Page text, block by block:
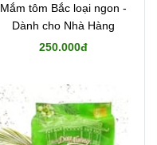
Mắm tôm Bắc loại ngon -
Dành cho Nhà Hàng
250.000đ